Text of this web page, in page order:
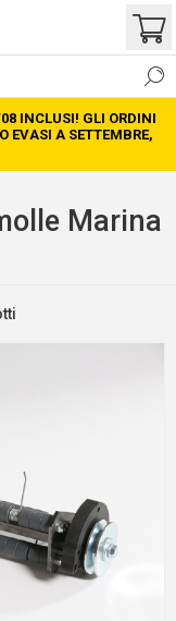
INCLUSI! GLI ORDINI
EVASI A SETTEMBRE,
Marina